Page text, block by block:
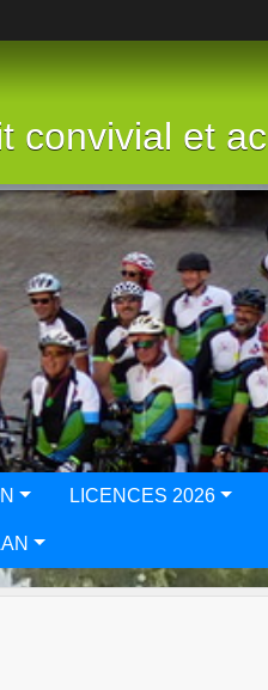
convivial et
LICENCES 2026